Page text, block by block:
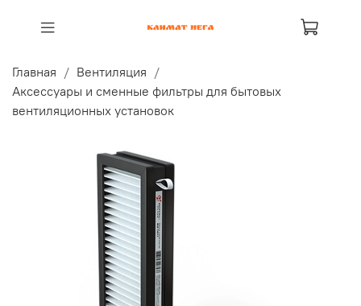
Главная
Вентиляция
Аксессуары и сменные фильтры для бытовых
вентиляционных установок